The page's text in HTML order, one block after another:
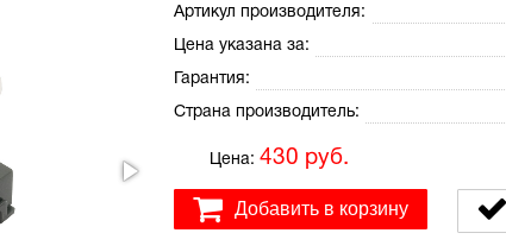
Артикул производителя:
Цена указана за:
Гарантия:
Страна производитель:
Цена: 430 руб.
Добавить в корзину